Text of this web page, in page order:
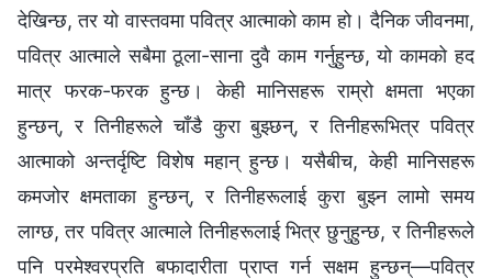
देखिन्छ, तर यो वास्तवमा पवित्र आत्माको काम हो। दैनिक जीवनमा,
पवित्र आत्माले सबैमा ठूला-साना दुवै काम गर्नुहुन्छ, यो कामको हद
मात्र फरक-फरक हुन्छ। केही मानिसहरू राम्रो क्षमता भएका
हुन्छन्, र तिनीहरूले चाँडै कुरा बुझ्छन्, र तिनीहरूभित्र पवित्र
आत्माको अन्तर्दृष्टि विशेष महान् हुन्छ। यसैबीच, केही मानिसहरू
कमजोर क्षमताका हुन्छन्, र तिनीहरूलाई कुरा बुझ्न लामो समय
लाग्छ, तर पवित्र आत्माले तिनीहरूलाई भित्र छुनुहुन्छ, र तिनीहरूले
पनि परमेश्‍वरप्रति बफादारीता प्राप्त गर्न सक्षम हुन्छन्—पवित्र